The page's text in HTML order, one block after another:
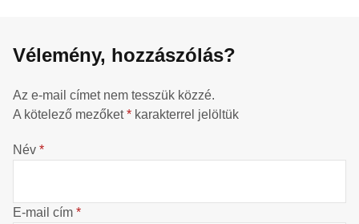
Vélemény, hozzászólás?
Az e-mail címet nem tesszük közzé.
A kötelező mezőket* karakterrel jelöltük
Név *
E-mail cím *